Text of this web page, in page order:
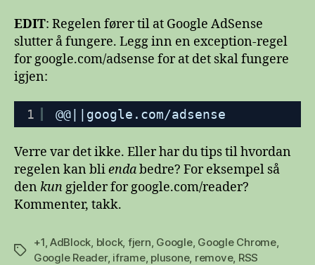
EDIT: Regelen fører til at Google AdSense
slutter å fungere. Legg inn en exception-regel
for google.com/adsense for at det skal fungere
igjen:
1 @@||google.com/adsense
Verre var det ikke. Eller har du tips til hvordan
regelen kan bliendabedre? For eksempel så
den kun gjelder for google.com/reader?
Kommenter, takk.
Stikkord
+1 AdBlock block, fjern Google, Google Chrome,
Google Reader, iframe, plusone, remove, RSS